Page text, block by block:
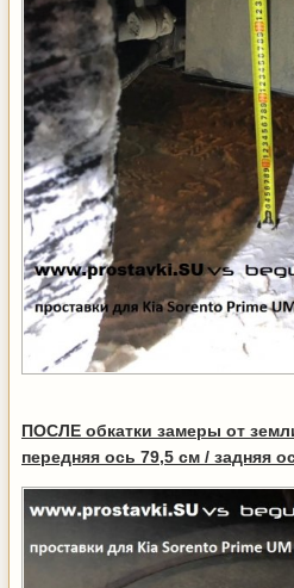
ПОСЛЕ обкатки замеры от
передняя ось 79,5 см / задняя